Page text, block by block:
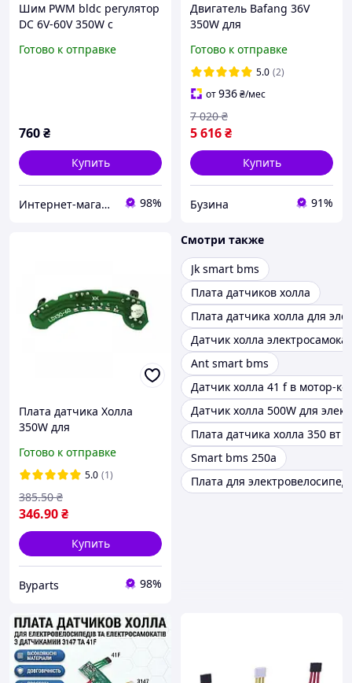
Шим PWM bldc регулятор
DC 6V-60V 350W c
Готово к отправке
760₴
Купить
Интернет-магазин электроники 98%
Двигатель Bafang 36V
350W для
электротранспорта
pelican
Готово к отправке
5.0 (2)
от936₴/мес
5 616₴
7 020 ₴
Купить
Бузина 91%
Плата датчика Холла
350W для
SAIGUAN
Готово к отправке
5.0 (1)
346.90₴
385.50 ₴
Купить
Byparts 98%
Смотри также
Jk smart bms
Плата датчиков холла
Плата датчика холла для
Датчик холла электросамокат
Ant smart bms
Датчик холла 41 f в мотор-
Датчик холла 500W для
Плата датчика холла 350 вт
Smart bms 250a
Плата для